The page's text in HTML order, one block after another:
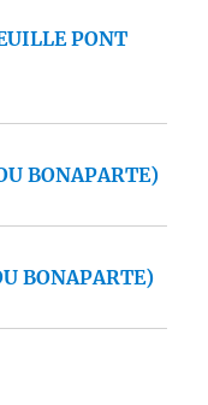
PONT
BONAPARTE)
BONAPARTE)